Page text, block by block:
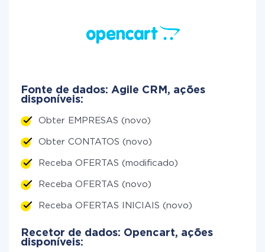
Fonte de dados: Agile CRM, ações
disponíveis:
Obter EMPRESAS (novo)
Obter CONTATOS (novo)
Receba OFERTAS (modificado)
Receba OFERTAS (novo)
Receba OFERTAS INICIAIS (novo)
Recetor de dados: Opencart, ações
disponíveis: